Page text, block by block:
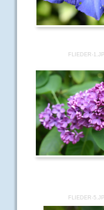
FLIEDER-
FLIEDER-